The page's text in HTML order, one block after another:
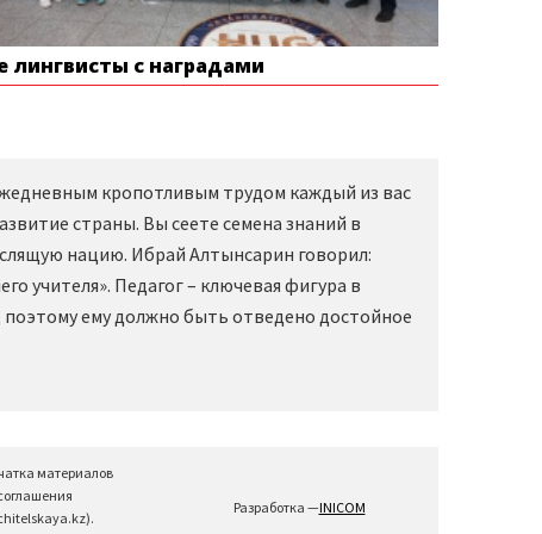
лингвисты с наградами
кропотливым трудом каждый из вас
страны. Вы сеете семена знаний в
нацию. Ибрай Алтынсарин говорил:
учителя». Педагог – ключевая фигура в
ему должно быть отведено достойное
материалов
Разработка —INICOM